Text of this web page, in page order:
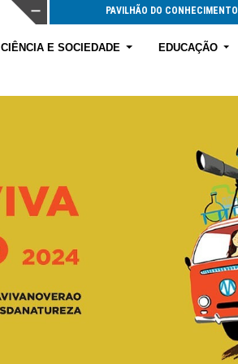
PAVILHÃO DO CONHECIMENTO
CIÊNCIA E SOCIEDADE EDUCAÇÃO